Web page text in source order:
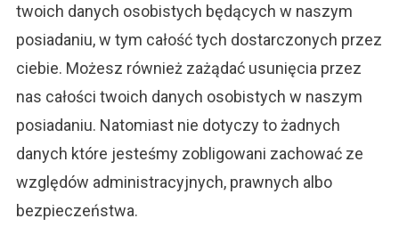
twoich danych osobistych będących w naszym
posiadaniu, w tym całość tych dostarczonych przez
ciebie. Możesz również zażądać usunięcia przez
nas całości twoich danych osobistych w naszym
posiadaniu. Natomiast nie dotyczy to żadnych
danych które jesteśmy zobligowani zachować ze
względów administracyjnych, prawnych albo
bezpieczeństwa.